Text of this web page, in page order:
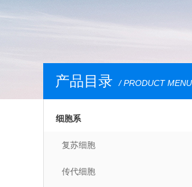
产品目录 / PRODUCT MENU
细胞系
复苏细胞
传代细胞